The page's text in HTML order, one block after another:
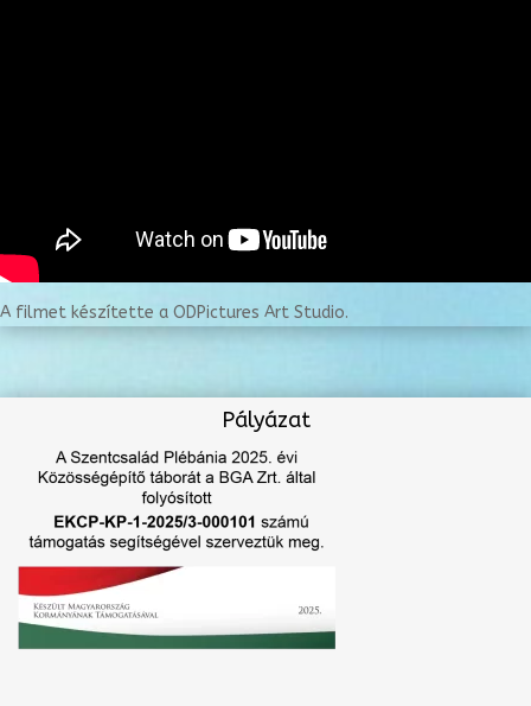
A filmet készítette a ODPictures Art Studio.
Pályázat